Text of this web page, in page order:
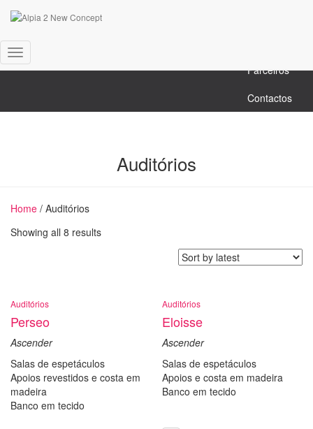
Parceiros
Contactos
Toggle
Auditórios
Home / Auditórios
Showing all 8 results
Auditórios
Perseo
Ascender
Salas de espetáculos
Apoios revestidos e costa em
madeira
Banco em tecido
Auditórios
Eloisse
Ascender
Salas de espetáculos
Apoios e costa em madeira
Banco em tecido